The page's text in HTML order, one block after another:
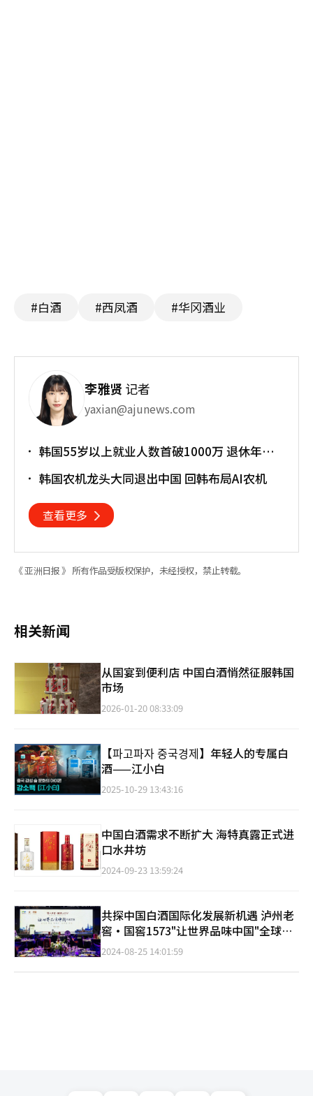
#白酒 #西凤酒 #华冈酒业
李雅贤记者
yaxian@ajunews.com
韩国55岁以上就业人数首破1000万 退休年龄
韩国农机龙头大同退出中国 回韩布局AI农机
查看更多
《 亚洲日报 》 所有作品受版权保护，未经授权，禁止转载。
相关新闻
从国宴到便利店 中国白酒悄然征服韩国
市场
2026-01-20 08:33:09
【파고파자 중국경제】年轻人的专属白
酒——江小白
2025-10-29 13:43:16
中国白酒需求不断扩大 海特真露正式进
口水井坊
2024-09-23 13:59:24
共探中国白酒国际化发展新机遇 泸州老
窖·国窖1573"让世界品味中国"全球之
旅首尔站盛启
2024-08-25 14:01:59